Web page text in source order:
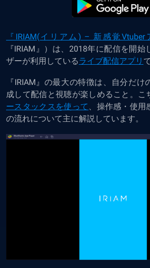
『IRIAM(イリアム) – 新感覚Vtuber
『IRIAM』）は、2018年に配信を開
ザーが利用しているライブ配信アプリ
『IRIAM』の最大の特徴は、
自分だけ
成して配信と視聴が楽しめること 。こ
ースタックスを使って 、操作感・使用
の流れについて主に解説しています。